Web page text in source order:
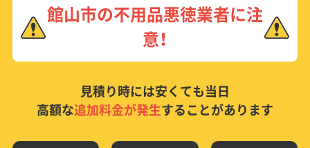
館山市の不用品悪徳業者に注
意！
見積り時には安くても当日
高額な追加料金が発生することがあります